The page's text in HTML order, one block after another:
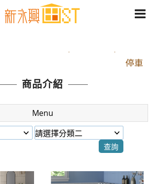
停車
頂溪站 2 號出口】往中山路1段139
無法加Line好友 請親愛的客戶加入
LINE官方帳號@a0975005573
到永平路路口(樂華夜市口)門口可
頂溪站 2 號出口】往中山路1段139
商品介紹
Menu